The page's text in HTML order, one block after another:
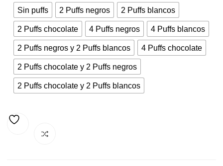
118,00€. 187,00€.
Sin puffs 2 Puffs negros 2 Puffs blancos
2 Puffs chocolate 4 Puffs negros 4 Puffs blancos
2 Puffs negros y 2 Puffs blancos 4 Puffs chocolate
2 Puffs chocolate y 2 Puffs negros
2 Puffs chocolate y 2 Puffs blancos